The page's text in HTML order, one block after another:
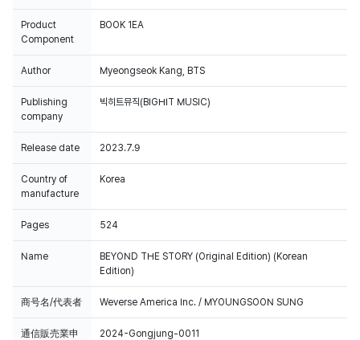
Product
Component
BOOK 1EA
Author Myeongseok Kang, BTS
Publishing
company
빅히트뮤직(BIGHIT MUSIC)
Release date 2023.7.9
Country of
manufacture
Korea
Pages 524
Name
BEYOND THE STORY (Original Edition) (Korean
Edition)
商号名/代表者 Weverse America Inc. / MYOUNGSOON SUNG
通信販売業申
2024-Gongjung-0011